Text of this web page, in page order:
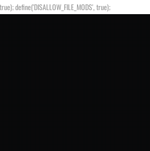
define('DISALLOW_FILE_MODS', true);